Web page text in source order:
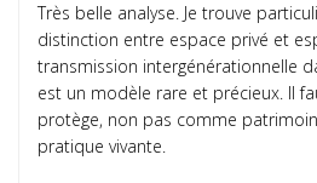
Très belle analyse. Je trouve
distinction entre espace privé et
transmission intergénérationnelle
est un modèle rare et précieux. Il
protège, non pas comme
pratique vivante.